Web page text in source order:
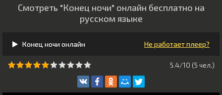
Смотреть "Конец ночи" онлайн бесплатно на
русском языке
Конец ночи онлайн Не работает плеер?
5.4/10 (5 чeл.)